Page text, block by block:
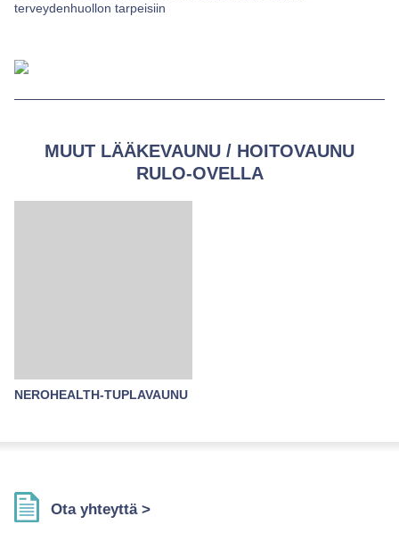
terveydenhuollon tarpeisiin
MUUT LÄÄKEVAUNU / HOITOVAUNU
RULO-OVELLA
NEROHEALTH-TUPLAVAUNU
Ota yhteyttä >